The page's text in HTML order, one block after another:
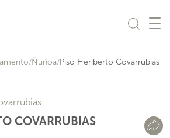
Ñuñoa Piso Heriberto Covarrubias
COVARRUBIAS